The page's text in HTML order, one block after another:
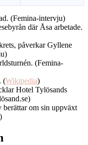
(Femina-intervju)
där Åsa arbetade.
påverkar Gyllene
(Femina-
(Wikipedia)
Hotel Tylösands
om sin uppväxt